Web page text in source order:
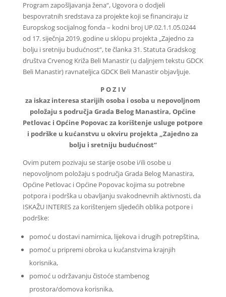
Program zapošljavanja žena“, Ugovora o dodjeli
bespovratnih sredstava za projekte koji se financiraju iz
Europskog socijalnog fonda – kodni broj UP.02.1.1.05.0244
od 17. siječnja 2019. godine u sklopu projekta „Zajedno za
bolju i sretniju budućnost“, te članka 31. Statuta Gradskog
društva Crvenog Križa Beli Manastir (u daljnjem tekstu GDCK
Beli Manastir) ravnateljica GDCK Beli Manastir objavljuje.
P O Z I V
za iskaz interesa starijih osoba i osoba u nepovoljnom
položaju s područja Grada Belog Manastira, Općine
Petlovac i Općine Popovac za korištenje usluge potpore
i podrške u kućanstvu u okviru projekta „Zajedno za
bolju i sretniju budućnost“
Ovim putem pozivaju se starije osobe i/ili osobe u
nepovoljnom položaju s područja Grada Belog Manastira,
Općine Petlovac i Općine Popovac kojima su potrebne
potpora i podrška u obavljanju svakodnevnih aktivnosti, da
ISKAŽU INTERES za korištenjem sljedećih oblika potpore i
podrške:
pomoć u dostavi namirnica, lijekova i drugih potrepština,
pomoć u pripremi obroka u kućanstvima krajnjih
korisnika,
pomoć u održavanju čistoće stambenog
prostora/domova korisnika,